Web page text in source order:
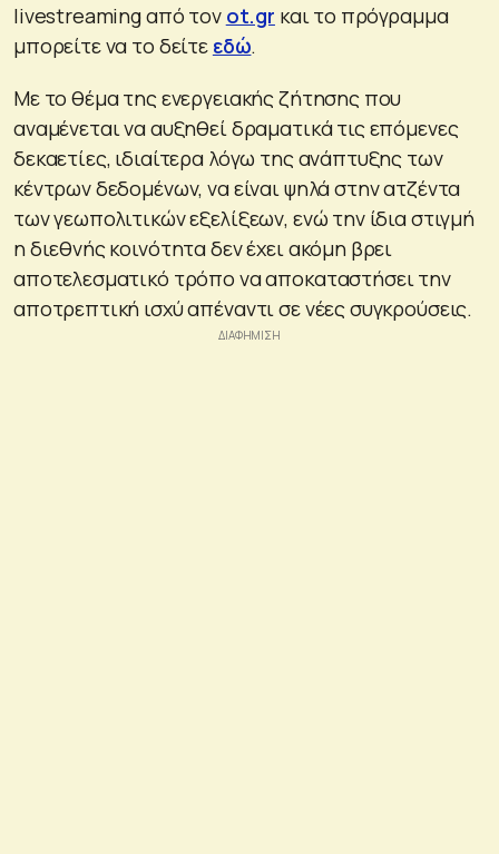
livestreaming από τον ot.gr και το πρόγραμμα
μπορείτε να το δείτε εδώ.
Με το θέμα της ενεργειακής ζήτησης που
αναμένεται να αυξηθεί δραματικά τις επόμενες
δεκαετίες, ιδιαίτερα λόγω της ανάπτυξης των
κέντρων δεδομένων, να είναι ψηλά στην ατζέντα
των γεωπολιτικών εξελίξεων, ενώ την ίδια στιγμή
η διεθνής κοινότητα δεν έχει ακόμη βρει
αποτελεσματικό τρόπο να αποκαταστήσει την
αποτρεπτική ισχύ απέναντι σε νέες συγκρούσεις.